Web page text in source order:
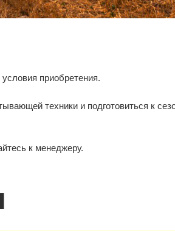
приобретения.
техники и подготовиться к
к менеджеру.